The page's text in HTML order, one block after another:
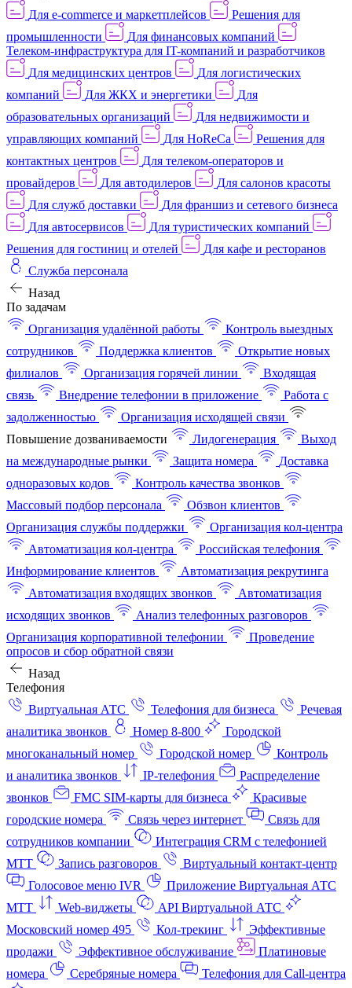
Для e-commerce и маркетплейсов
Решения для
промышленности
Для финансовых компаний
Телеком-инфраструктура для IT-компаний и разработчиков
Для медицинских центров
Для логистических
компаний
Для ЖКХ и энергетики
Для
образовательных организаций
Для недвижимости и
управляющих компаний
Для HoReCa
Решения для
контактных центров
Для телеком-операторов и
провайдеров
Для автодилеров
Для салонов красоты
Для служб доставки
Для франшиз и сетевого бизнеса
Для автосервисов
Для туристических компаний
Решения для гостиниц и отелей
Для кафе и ресторанов
Служба персонала
Назад
По задачам
Организация удалённой работы
Контроль выездных
сотрудников
Поддержка клиентов
Открытие новых
филиалов
Организация горячей линии
Входящая
связь
Внедрение телефонии в приложение
Работа с
задолженностью
Организация исходящей связи
Повышение дозваниваемости
Лидогенерация
Выход
на международные рынки
Защита номера
Доставка
одноразовых кодов
Контроль качества звонков
Массовый подбор персонала
Обзвон клиентов
Организация службы поддержки
Организация кол-центра
Автоматизация кол-центра
Российская телефония
Информирование клиентов
Автоматизация рекрутинга
Автоматизация входящих звонков
Автоматизация
исходящих звонков
Анализ телефонных разговоров
Организация корпоративной телефонии
Проведение
опросов и сбор обратной связи
Назад
Телефония
Виртуальная АТС
Телефония для бизнеса
Речевая
аналитика звонков
Номер 8-800
Городской
многоканальный номер
Городской номер
Контроль
и аналитика звонков
IP-телефония
Распределение
звонков
FMC SIM-карты для бизнеса
Красивые
городские номера
Связь через интернет
Связь для
сотрудников компании
Интеграция CRM с телефонией
МТТ
Запись разговоров
Виртуальный контакт‑центр
Голосовое меню IVR
Приложение Виртуальная АТС
МТТ
Web-виджеты
API Виртуальной АТС
Московский номер 495
Кол-трекинг
Эффективные
продажи
Эффективное обслуживание
Платиновые
номера
Серебряные номера
Телефония для Call-центра